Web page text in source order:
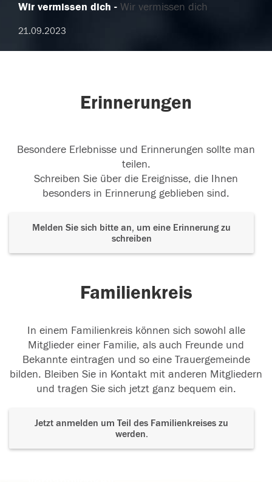
Wir vermissen dich Wir vermissen dich
21.09.2023
Erinnerungen
Besondere Erlebnisse und Erinnerungen sollte man
teilen.
Schreiben Sie über die Ereignisse, die Ihnen
besonders in Erinnerung geblieben sind.
Melden Sie sich bitte an, um eine Erinnerung zu
schreiben
Familienkreis
In einem Familienkreis können sich sowohl alle
Mitglieder einer Familie, als auch Freunde und
Bekannte eintragen und so eine Trauergemeinde
bilden. Bleiben Sie in Kontakt mit anderen Mitgliedern
und tragen Sie sich jetzt ganz bequem ein.
Jetzt anmelden um Teil des Familienkreises zu
werden.